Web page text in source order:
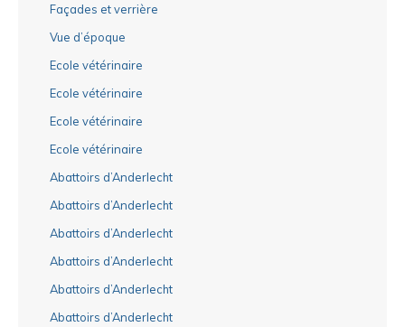
Façades et verrière
Vue d’époque
Ecole vétérinaire
Ecole vétérinaire
Ecole vétérinaire
Ecole vétérinaire
Abattoirs d’Anderlecht
Abattoirs d’Anderlecht
Abattoirs d’Anderlecht
Abattoirs d’Anderlecht
Abattoirs d’Anderlecht
Abattoirs d’Anderlecht